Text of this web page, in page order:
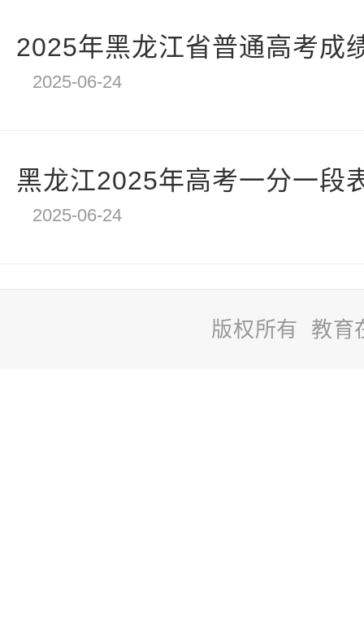
2025年黑龙江省普通高考成
2025-06-24
黑龙江2025年高考一分一段
2025-06-24
版权所有 教育